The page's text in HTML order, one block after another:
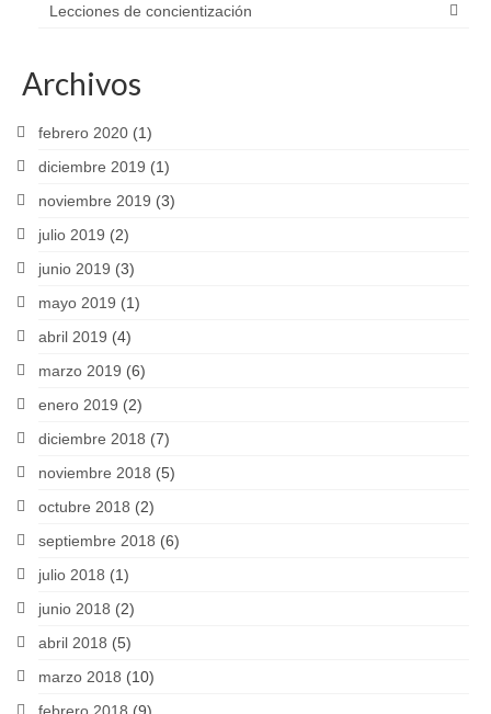
Lecciones de concientización
Archivos
febrero 2020 (1)
diciembre 2019 (1)
noviembre 2019 (3)
julio 2019 (2)
junio 2019 (3)
mayo 2019 (1)
abril 2019 (4)
marzo 2019 (6)
enero 2019 (2)
diciembre 2018 (7)
noviembre 2018 (5)
octubre 2018 (2)
septiembre 2018 (6)
julio 2018 (1)
junio 2018 (2)
abril 2018 (5)
marzo 2018 (10)
febrero 2018 (9)